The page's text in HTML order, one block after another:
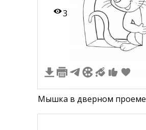
3
Мышка в дверном проеме